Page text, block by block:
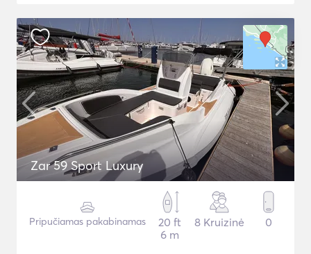
Zar 59 Sport Luxury
Pripučiamas pakabinamas
20 ft
6 m
8 Kruizinė 0